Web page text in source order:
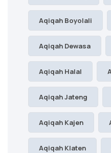
Aqiqah Boyolali
Aqiqah Dewasa
Aqiqah Halal
Aqiqah Jateng
Aqiqah Kajen
Aqiqah Klaten